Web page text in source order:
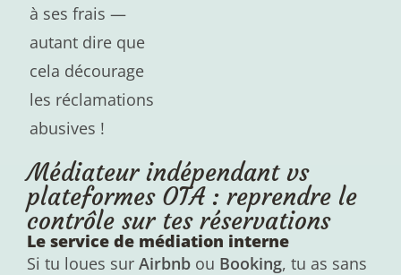
à ses frais —
autant dire que
cela décourage
les réclamations
abusives !
Médiateur indépendant vs
plateformes OTA : reprendre le
contrôle sur tes réservations
Le service de médiation interne
Si tu loues sur Airbnb ou Booking, tu as sans